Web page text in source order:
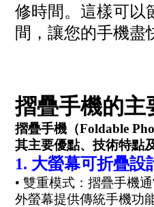
修時間。這樣可以
間，讓您的手機盡
摺疊手機的主
摺疊手機（Foldable
其主要優點、技術特點
1. 大螢幕可折疊設
• 雙重模式：摺疊手機
外螢幕提供傳統手機功